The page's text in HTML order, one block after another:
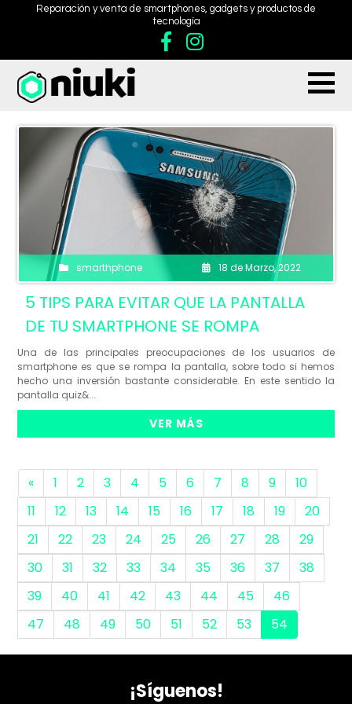
Reparación y venta de smartphones, gadgets y productos de
tecnología
smarthphone 18 de Marzo, 2022
5 TIPS PARA EVITAR QUE LA PANTALLA
DE TU SMARTPHONE SE ROMPA
Una de las principales preocupaciones de los usuarios de
smartphone es que se rompa la pantalla, sobre todo si hemos
hecho una inversión bastante considerable. En este sentido la
pantalla quiz&...
VER MÁS
« 1 2 3 4 5 6 7 8 9
10
11
12 13 14 15 16 17 18 19
20
21
22 23 24 25 26 27 28
29
30
31 32 33 34 35 36 37
38
39
40 41 42 43 44 45
46
47
48 49 50 51 52 53 54
¡Síguenos!